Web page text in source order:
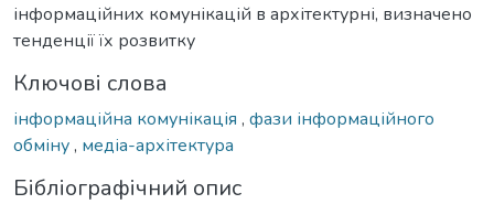
інформаційних комунікацій в архітектурні, визначено
тенденції їх розвитку
Ключові слова
інформаційна комунікація , фази інформаційного
обміну, медіа-архітектура
Бібліографічний опис